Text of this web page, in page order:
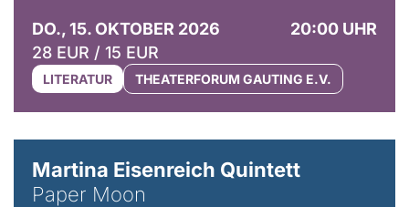
DO., 15. OKTOBER 2026
20:00 UHR
28 EUR / 15 EUR
LITERATUR THEATERFORUM GAUTING E.V.
Martina Eisenreich Quintett
Paper Moon